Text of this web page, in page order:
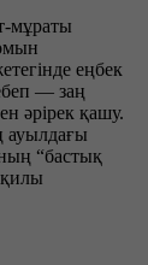
мұраты
еңбек
— заң
әрірек қашу.
ауылдағы
“бастық